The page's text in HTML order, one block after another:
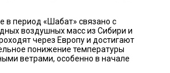
в период «Шабат» связано с
воздушных масс из Сибири и
через Европу и достигают
понижение температуры
ветрами, особенно в начале